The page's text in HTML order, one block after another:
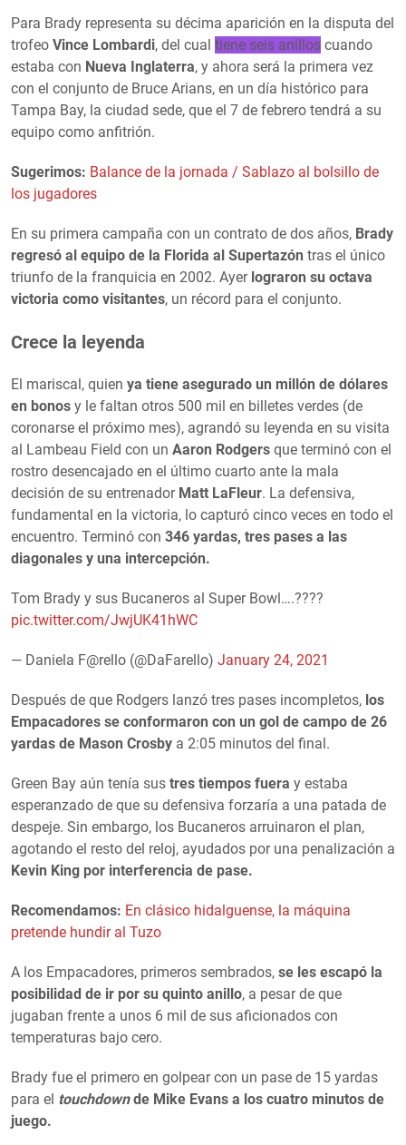
Para Brady representa su décima aparición en la disputa del
trofeo Vince Lombardi, del cual tiene seis anillos cuando
estaba con Nueva Inglaterra, y ahora será la primera vez
con el conjunto de Bruce Arians, en un día histórico para
Tampa Bay, la ciudad sede, que el 7 de febrero tendrá a su
equipo como anfitrión.
Sugerimos: Balance de la jornada / Sablazo al bolsillo de
los jugadores
En su primera campaña con un contrato de dos años, Brady
regresó al equipo de la Florida al Supertazón tras el único
triunfo de la franquicia en 2002. Ayer lograron su octava
victoria como visitantes, un récord para el conjunto.
Crece la leyenda
El mariscal, quien ya tiene asegurado un millón de dólares
en bonos y le faltan otros 500 mil en billetes verdes (de
coronarse el próximo mes), agrandó su leyenda en su visita
al Lambeau Field con un Aaron Rodgers que terminó con el
rostro desencajado en el último cuarto ante la mala
decisión de su entrenador Matt LaFleur. La defensiva,
fundamental en la victoria, lo capturó cinco veces en todo el
encuentro. Terminó con 346 yardas, tres pases a las
diagonales y una intercepción.
Tom Brady y sus Bucaneros al Super Bowl….????
pic.twitter.com/JwjUK41hWC
— Daniela F@rello (@DaFarello) January 24, 2021
Después de que Rodgers lanzó tres pases incompletos, los
Empacadores se conformaron con un gol de campo de 26
yardas de Mason Crosby a 2:05 minutos del final.
Green Bay aún tenía sus tres tiempos fuera y estaba
esperanzado de que su defensiva forzaría a una patada de
despeje. Sin embargo, los Bucaneros arruinaron el plan,
agotando el resto del reloj, ayudados por una penalización a
Kevin King por interferencia de pase.
Recomendamos: En clásico hidalguense, la máquina
pretende hundir al Tuzo
A los Empacadores, primeros sembrados, se les escapó la
posibilidad de ir por su quinto anillo, a pesar de que
jugaban frente a unos 6 mil de sus aficionados con
temperaturas bajo cero.
Brady fue el primero en golpear con un pase de 15 yardas
para el touchdownde Mike Evans a los cuatro minutos de
juego.